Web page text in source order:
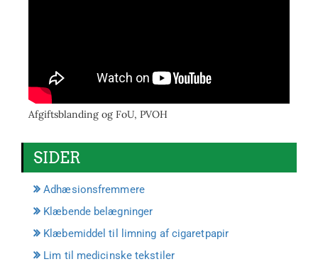
Afgiftsblanding og FoU, PVOH
SIDER
Adhæsionsfremmere
Klæbende belægninger
Klæbemiddel til limning af cigaretpapir
Lim til medicinske tekstiler